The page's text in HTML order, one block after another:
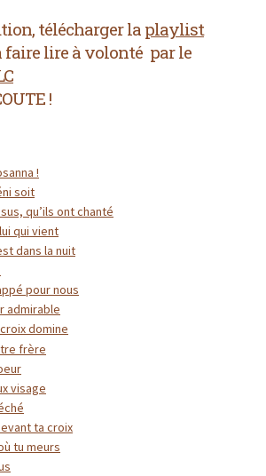
télécharger laplaylist
faire lire à volonté par le
!
!
soit
qu’ils ont chanté
qui vient
dans la nuit
pour nous
admirable
domine
frère
visage
ta croix
tu meurs